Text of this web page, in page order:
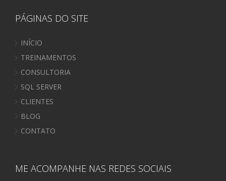
PÁGINAS DO SITE
INÍCIO
TREINAMENTOS
CONSULTORIA
SQL SERVER
CLIENTES
BLOG
CONTATO
ME ACOMPANHE NAS REDES SOCIAIS